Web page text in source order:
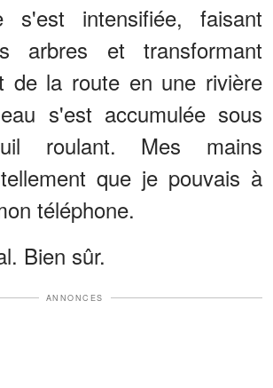
s'est intensifiée, faisant
arbres et transformant
de la route en une rivière
s'est accumulée sous
roulant. Mes mains
que je pouvais à
téléphone.
Bien sûr.
ANNONCES